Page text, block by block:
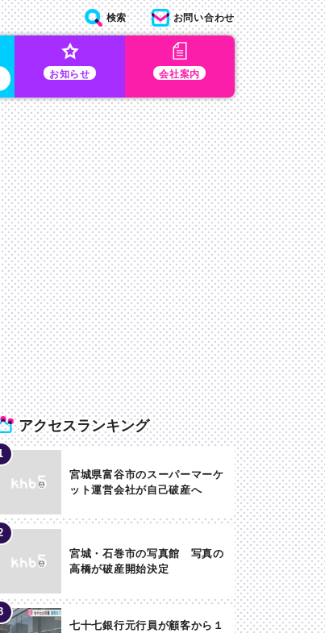
お知らせ 会社案内
検索 お問い合わせ
アクセスランキング
宮城県富谷市のスーパーマーケ
ット運営会社が自己破産へ
宮城・石巻市の写真館 写真の
高橋が破産開始決定
七十七銀行元行員が顧客から１